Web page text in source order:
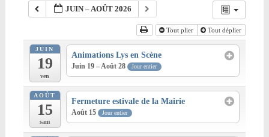
JUIN – AOÛT 2026
Tout plier Tout déplier
JUIN
19
ven
Animations Lys en Scène
Juin 19 – Août 28 Jour entier
AOÛT
15
sam
Fermeture estivale de la Mairie
Août 15 Jour entier